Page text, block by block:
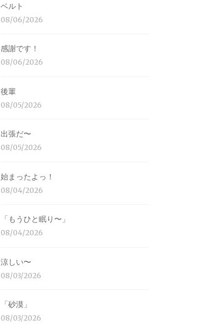
ベルト
08/06/2026
感謝です！
08/06/2026
後輩
08/05/2026
出張だ〜
08/05/2026
始まったよっ！
08/04/2026
「もうひと眠り〜」
08/04/2026
涼しい〜
08/03/2026
「砂漠」
08/03/2026